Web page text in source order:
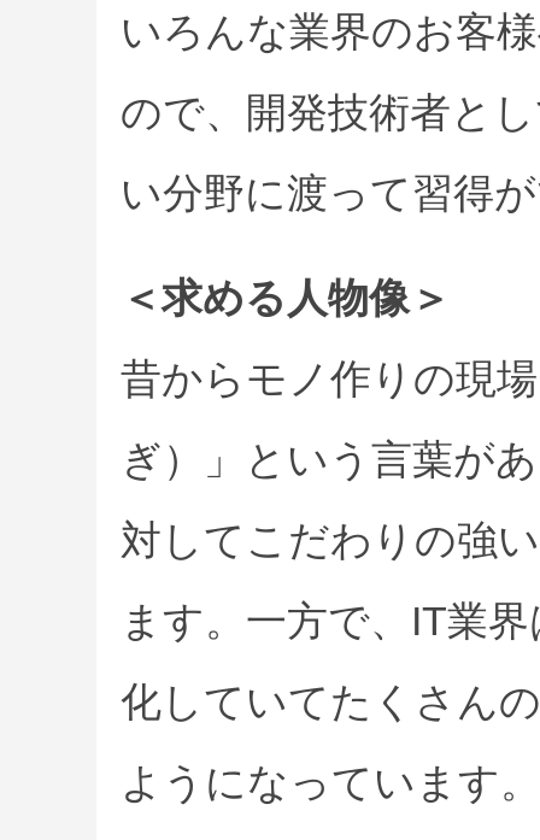
いろんな業界のお客
ので、開発技術者と
い分野に渡って習得
＜求める人物像＞
昔からモノ作りの現
ぎ）」という言葉が
対してこだわりの強
ます。一方で、IT業
化していてたくさん
ようになっています